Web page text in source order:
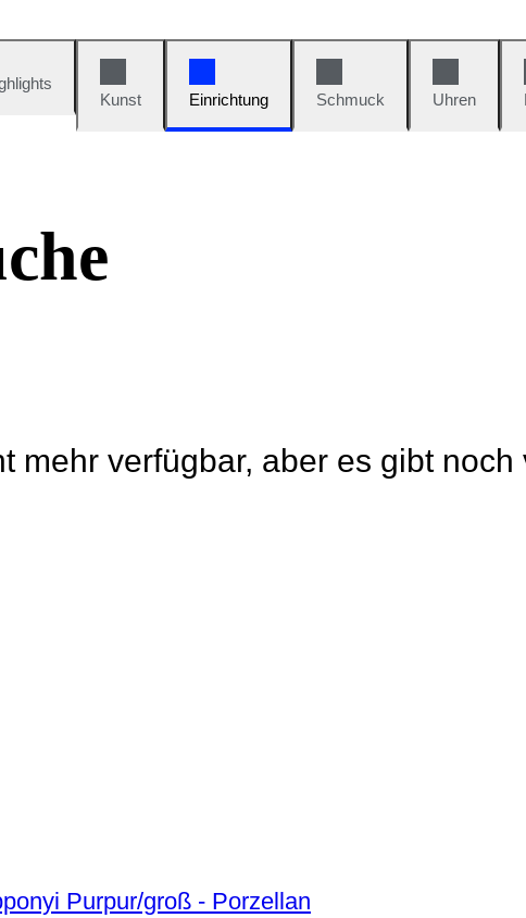
Kunst
Einrichtung Schmuck Uhren
mehr verfügbar, aber es gibt
Purpur/groß - Porzellan